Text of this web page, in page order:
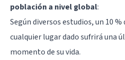
población a nivel global:
Según diversos estudios, un 10
cualquier lugar dado sufrirá una
momento de su vida.